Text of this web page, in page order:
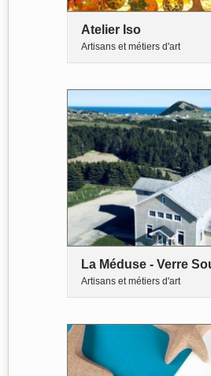
Atelier Iso
Artisans et métiers d'art
La Méduse - Verre
Artisans et métiers d'art